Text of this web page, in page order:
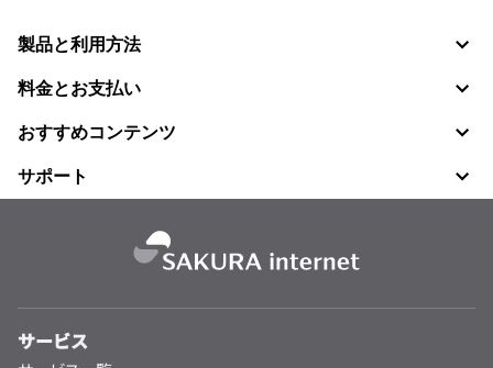
製品と利用方法
料金とお支払い
おすすめコンテンツ
サポート
サービス